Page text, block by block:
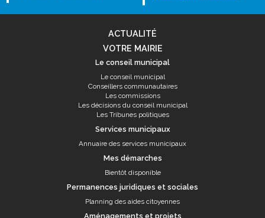
ACTUALITÉ
VOTRE MAIRIE
Le conseil municipal
Le conseil municipal
Conseillers communautaires
Les commissions
Les décisions du conseil municipal
Les Tribunes politiques
Services municipaux
Annuaire des services municipaux
Mes démarches
Bientôt disponible
Permanences juridiques et sociales
Planning des aides citoyennes
Aménagements et projets